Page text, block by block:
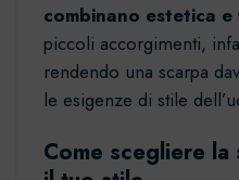
combinano estetica
piccoli accorgimenti,
rendendo una scarpa
le esigenze di stile
Come scegliere